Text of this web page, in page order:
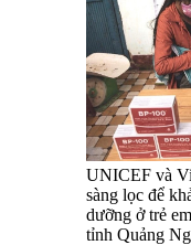
UNICEF và
sàng lọc để
dưỡng ở trẻ
tỉnh Quảng